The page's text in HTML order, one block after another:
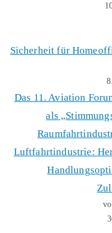
Sicherheit für
Das 11. Aviation
als
Luftfahrtindustrie: